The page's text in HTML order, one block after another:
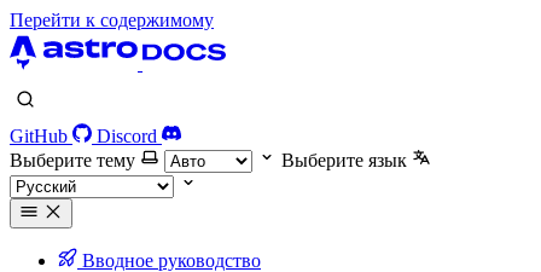
Перейти к содержимому
GitHub
Discord
Выберите тему
Выберите язык
Вводное руководство